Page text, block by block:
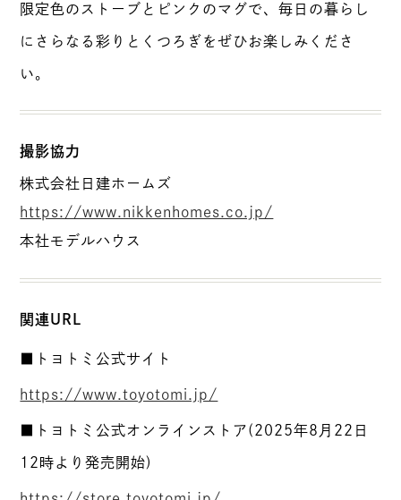
限定色のストーブとピンクのマグで、毎日の暮らし
にさらなる彩りとくつろぎをぜひお楽しみくださ
い。
撮影協力
株式会社日建ホームズ
https://www.nikkenhomes.co.jp/
本社モデルハウス
関連URL
■トヨトミ公式サイト
https://www.toyotomi.jp/
■トヨトミ公式オンラインストア(2025年8月22日
12時より発売開始)